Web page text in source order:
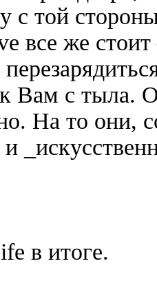
с той
все же
Вам с тыла.
На то они,
в итоге.